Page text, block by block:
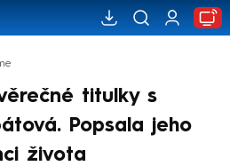
titulky s
Popsala jeho
života